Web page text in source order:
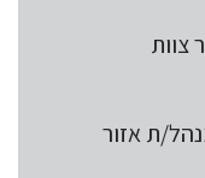
צוות
ת אזור